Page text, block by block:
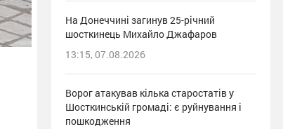
На Донеччині загинув 25-річний
шосткинець Михайло Джафаров
13:15, 07.08.2026
Ворог атакував кілька старостатів у
Шосткинській громаді: є руйнування і
пошкодження